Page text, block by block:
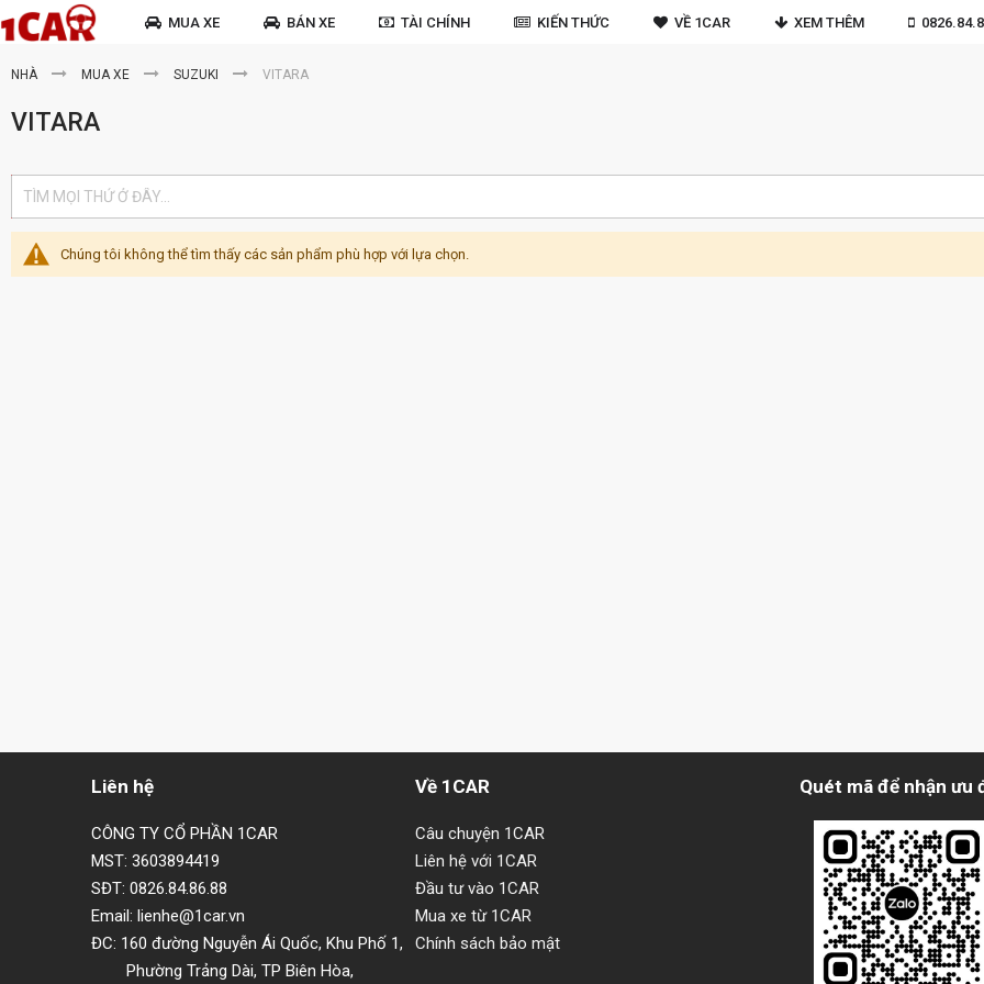
MUA XE BÁN XE TÀI CHÍNH KIẾN THỨC VỀ 1CAR XEM THÊM
NHÀ MUA XE SUZUKI VITARA
VITARA
Chúng tôi không thể tìm thấy các sản phẩm phù hợp với lựa chọn.
Liên hệ
CÔNG TY CỔ PHẦN 1CAR
MST: 3603894419
SĐT: 0826.84.86.88
Email: lienhe@1car.vn
ĐC: 160 đường Nguyễn Ái Quốc, Khu Phố 1,
Phường Trảng Dài, TP Biên Hòa,
Về 1CAR
Câu chuyện 1CAR
Liên hệ với 1CAR
Đầu tư vào 1CAR
Mua xe từ 1CAR
Chính sách bảo mật
Quét mã để nhận ưu